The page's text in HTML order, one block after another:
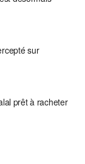
sur
prêt à racheter